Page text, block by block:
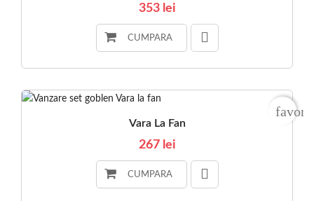
353 lei
CUMPARA
Vara La Fan
267 lei
CUMPARA